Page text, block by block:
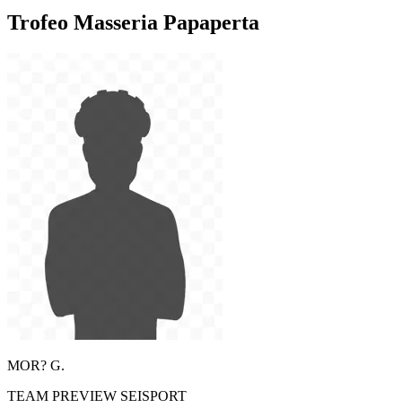
Trofeo Masseria Papaperta
MOR? G.
TEAM PREVIEW SEISPORT